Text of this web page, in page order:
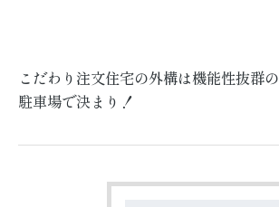
こだわり注文住宅の外構は機能性抜群の
駐車場で決まり！